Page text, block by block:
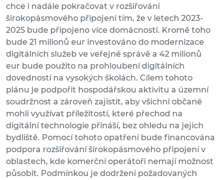
chce i nadále pokračovat v rozšiřování
širokopásmového připojení tím, že v letech 2023-
2025 bude připojeno více domácností. Kromě toho
bude 21 milionů eur investováno do modernizace
digitálních služeb ve veřejné správě a 42 milionů
eur bude použito na prohloubení digitálních
dovedností na vysokých školách. Cílem tohoto
plánu je podpořit hospodářskou aktivitu a územní
soudržnost a zároveň zajistit, aby všichni občané
mohli využívat příležitostí, které přechod na
digitální technologie přináší, bez ohledu na jejich
bydliště. Pomocí tohoto opatření bude financována
podpora rozšiřování širokopásmového připojení v
oblastech, kde komerční operátoři nemají možnost
působit. Podmínkou je dodržení požadovaných